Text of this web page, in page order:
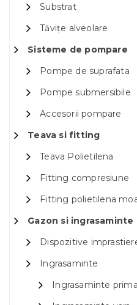
Substrat
Tăvițe alveolare
Sisteme de pompare
Pompe de suprafata
Pompe submersibile
Accesorii pompare
Teava si fitting
Teava Polietilena
Fitting compresiune
Fitting polietilena
Gazon si ingrasaminte
Dispozitive
Ingrasaminte
Ingrasaminte